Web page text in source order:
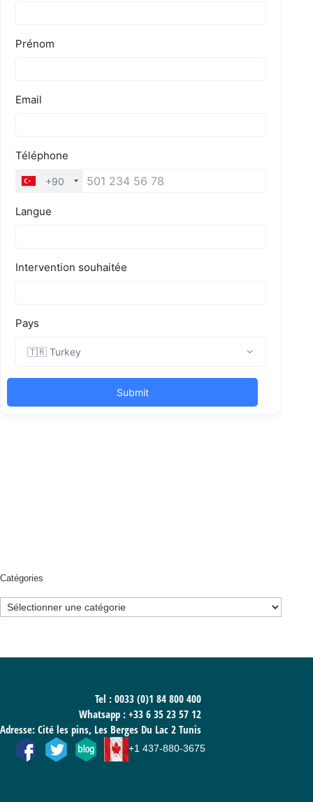
Catégories
Catégories
Tel : 0033 (0)1 84 800 400
Whatsapp : +33 6 35 23 57 12
Adresse: Cité les pins, Les Berges Du Lac 2 Tunis
+1 437-880-3675